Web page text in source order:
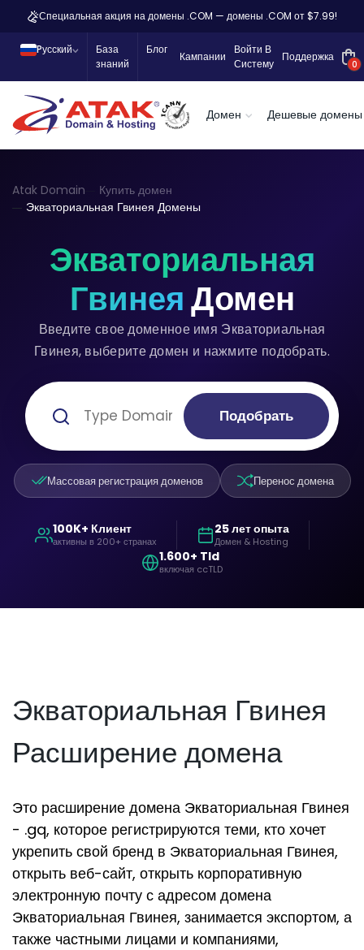
Специальная акция на домены .COM — домены .COM от $7.99!
Pусский
База
знаний
Блог
Кампании
Войти В
Систему
Поддержка
0
Домен Дешевые домены
Atak Domain
Купить домен
Экваториальная Гвинея Домены
Экваториальная
ГвинеяДомен
Введите свое доменное имя Экваториальная
Гвинея, выберите домен и нажмите подобрать.
Подобрать
Массовая регистрация доменов Перенос домена
100K+ Клиент
активны в 200+ странах
25 лет опыта
Домен & Hosting
1.600+ Tld
включая ccTLD
Экваториальная Гвинея
Расширение домена
Это расширение домена Экваториальная Гвинея
- .gq, которое регистрируются теми, кто хочет
укрепить свой бренд в Экваториальная Гвинея,
открыть веб-сайт, открыть корпоративную
электронную почту с адресом домена
Экваториальная Гвинея, занимается экспортом, а
также частными лицами и компаниями,